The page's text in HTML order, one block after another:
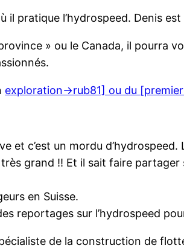
il pratique l’hydrospeed. Denis
» ou le Canada, il pourra
exploration->rub81] ou du
et c’est un mordu
grand !! Et il sait faire
en Suisse.
reportages sur l’hydrospeed
de la construction de